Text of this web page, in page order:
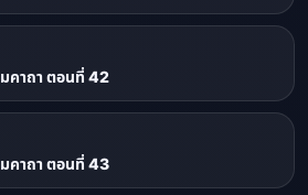
คาถา ตอนที่ 42
คาถา ตอนที่ 43